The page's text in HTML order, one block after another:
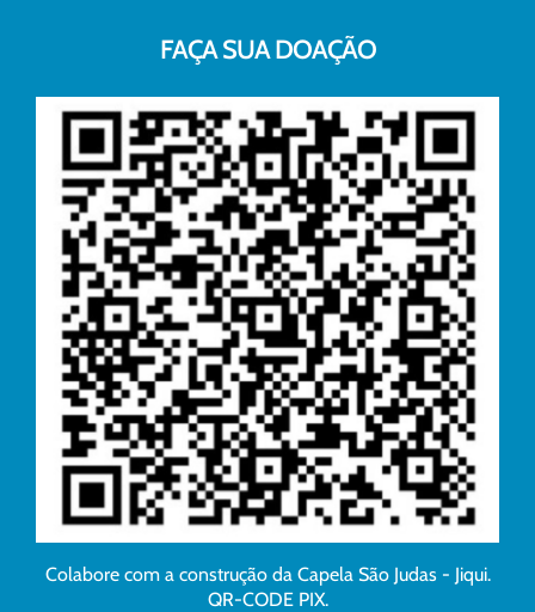
FAÇA SUA DOAÇÃO
Colabore com a construção da Capela São Judas - Jiqui.
QR-CODE PIX.